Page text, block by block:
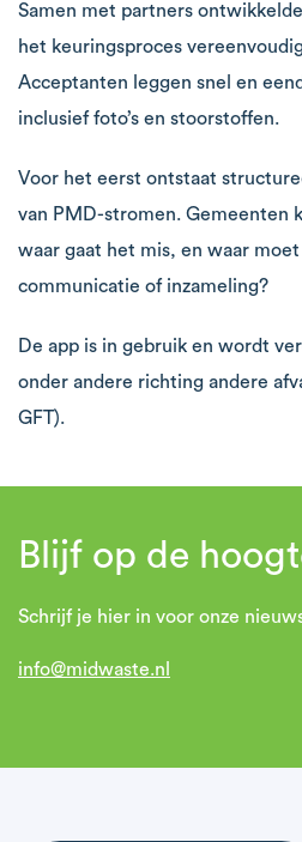
Samen met partners
het keuringsproces
Acceptanten leggen snel en
inclusief foto’s en stoorstoffen.
Voor het eerst ontstaat
van PMD-stromen. Gemeenten
waar gaat het mis, en waar
communicatie of inzameling?
De app is in gebruik en wordt
onder andere richting andere
GFT).
Blijf op de
Schrijf je hier in voor onze
info@midwaste.nl